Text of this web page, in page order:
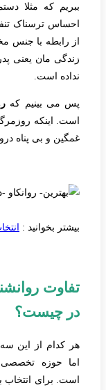
ببریم که مثلا
احساس ترسناک
از رابطه با جنس
زندگی مان یعنی
نداده است.
پس می بینیم که
است. اینکه
غمگین و بی پناه
بیشتر بخوانید :
تفاوت
در چیست؟
هر کدام از این
اما حوزه
است. برای